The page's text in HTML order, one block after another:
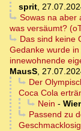
sprit,
Sowas na aber
was versäumt?
Das sind keine
Gedanke wurde
innewohnende
MausS,
Der
Coca Cola
Nein -
Passend zu